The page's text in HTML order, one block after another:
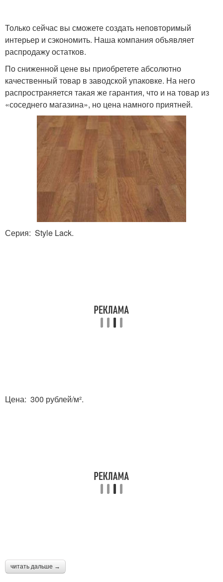
Только сейчас вы сможете создать неповторимый
интерьер и сэкономить. Наша компания объявляет
распродажу остатков.
По сниженной цене вы приобретете абсолютно
качественный товар в заводской упаковке. На него
распространяется такая же гарантия, что и на товар из
«соседнего магазина», но цена намного приятней.
Серия: Style Lack.
Цена: 300 рублей/м².
читать дальше →